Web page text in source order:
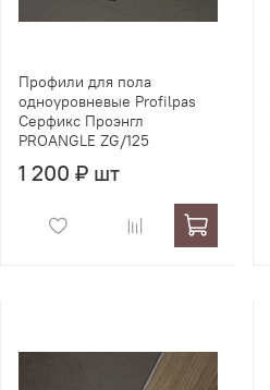
Профили для пола
одноуровневые Profilpas
Серфикс Проэнгл
PROANGLE ZG/125
1 200 ₽ шт